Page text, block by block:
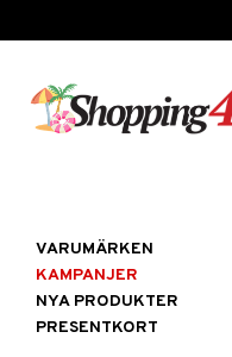
VARUMÄRKEN
KAMPANJER
NYA PRODUKTER
PRESENTKORT